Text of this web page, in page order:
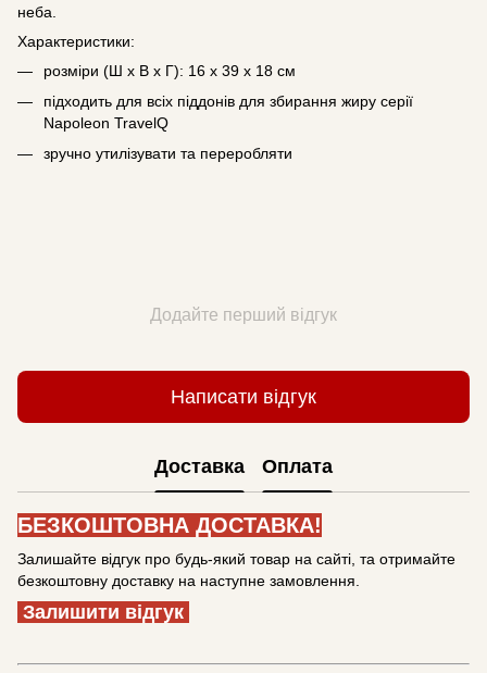
неба.
Характеристики:
розміри (Ш х В х Г): 16 х 39 х 18 см
підходить для всіх піддонів для збирання жиру серії
Napoleon TravelQ
зручно утилізувати та переробляти
Додайте перший відгук
Написати відгук
Доставка Оплата
БЕЗКОШТОВНА ДОСТАВКА!
Залишайте відгук про будь-який товар на сайті, та отримайте
безкоштовну доставку на наступне замовлення.
Залишити відгук